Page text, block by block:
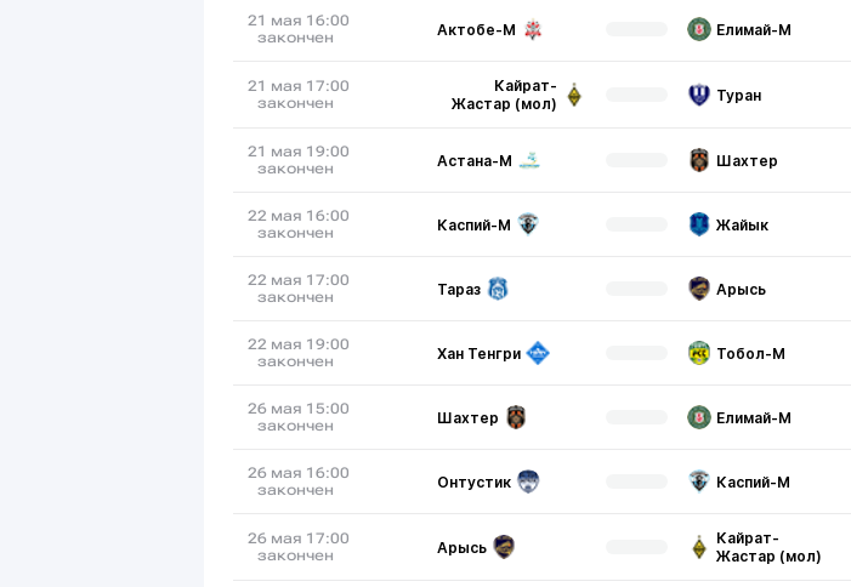
21 мая 16:00
закончен
Актобе-М Елимай-М
21 мая 17:00
закончен
Кайрат-
Жастар (мол)
Туран
21 мая 19:00
закончен
Астана-М Шахтер
22 мая 16:00
закончен
Каспий-М Жайык
22 мая 17:00
закончен
Тараз Арысь
22 мая 19:00
закончен
Хан Тенгри Тобол-М
26 мая 15:00
закончен
Шахтер Елимай-М
26 мая 16:00
закончен
Онтустик Каспий-М
26 мая 17:00
закончен
Арысь
Кайрат-
Жастар (мол)